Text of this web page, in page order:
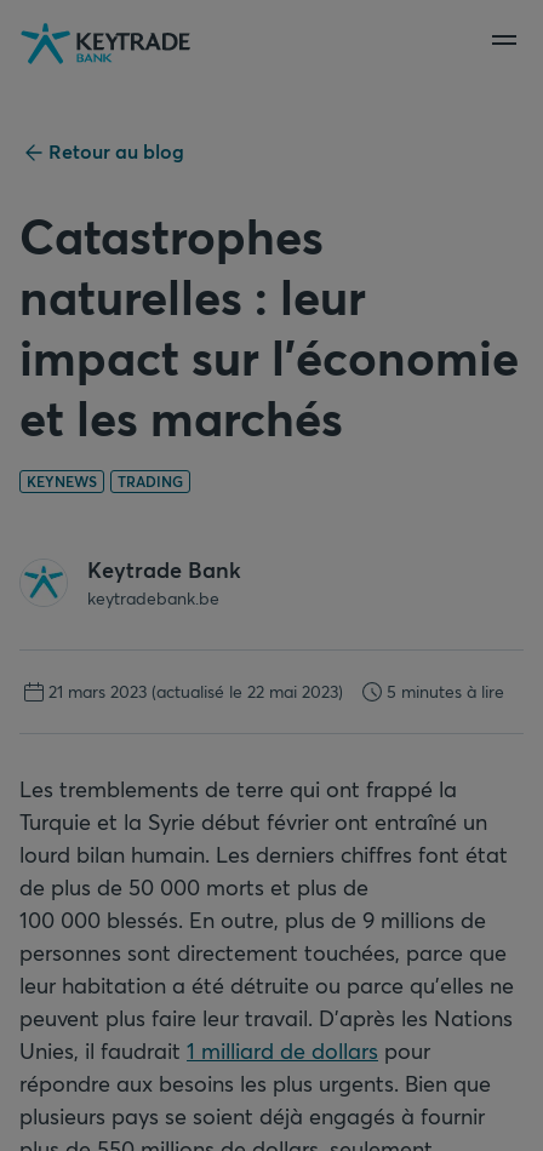
Aller
Aller
Aller
au
Retour au blog
Catastrophes
naturelles : leur
impact sur l’économie
et les marchés
KEYNEWS TRADING
Keytrade Bank
keytradebank.be
21 mars 2023 (actualisé le 22 mai 2023) 5 minutes à lire
Les tremblements de terre qui ont frappé la
Turquie et la Syrie début février ont entraîné un
lourd bilan humain. Les derniers chiffres font état
de plus de 50 000 morts et plus de
100 000 blessés. En outre, plus de 9 millions de
personnes sont directement touchées, parce que
leur habitation a été détruite ou parce qu’elles ne
peuvent plus faire leur travail. D’après les Nations
Unies, il faudrait 1 milliard de dollars pour
répondre aux besoins les plus urgents. Bien que
plusieurs pays se soient déjà engagés à fournir